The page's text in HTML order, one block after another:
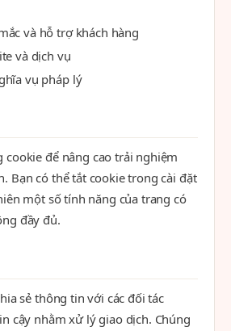
và hỗ trợ khách hàng
và dịch vụ
vụ pháp lý
cookie để nâng cao trải nghiệm
Bạn có thể tắt cookie trong cài đặt
một số tính năng của trang có
đầy đủ.
sẻ thông tin với các đối tác
cậy nhằm xử lý giao dịch. Chúng